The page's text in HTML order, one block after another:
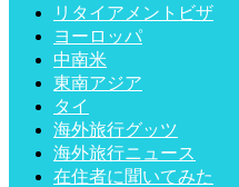
リタイアメントビザ
ヨーロッパ
中南米
東南アジア
タイ
海外旅行グッツ
海外旅行ニュース
在住者に聞いてみた